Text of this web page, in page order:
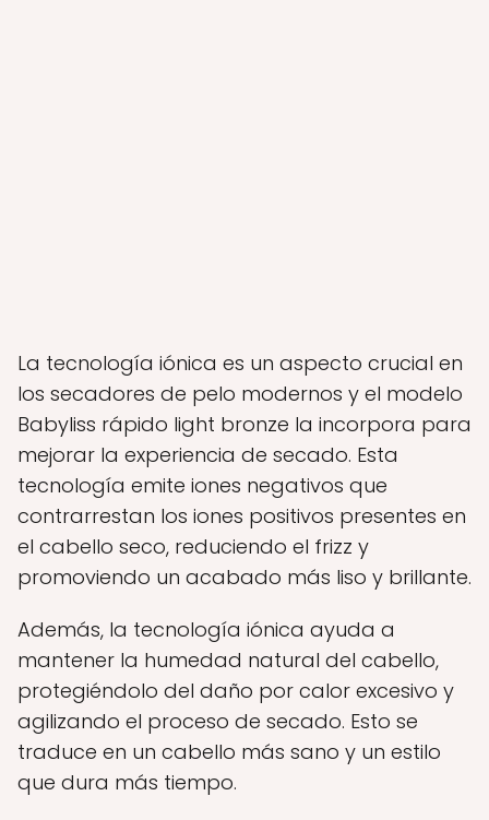
La tecnología iónica es un aspecto crucial en
los secadores de pelo modernos y el modelo
Babyliss rápido light bronze la incorpora para
mejorar la experiencia de secado. Esta
tecnología emite iones negativos que
contrarrestan los iones positivos presentes en
el cabello seco, reduciendo el frizz y
promoviendo un acabado más liso y brillante.
Además, la tecnología iónica ayuda a
mantener la humedad natural del cabello,
protegiéndolo del daño por calor excesivo y
agilizando el proceso de secado. Esto se
traduce en un cabello más sano y un estilo
que dura más tiempo.